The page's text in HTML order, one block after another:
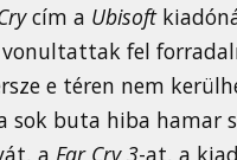
cím a Ubisoft
vonultattak fel
e téren nem
sok buta hiba
a Far Cry 3-at, a